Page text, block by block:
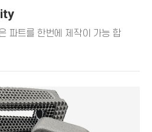
파트를 한번에 제작이 가능 합